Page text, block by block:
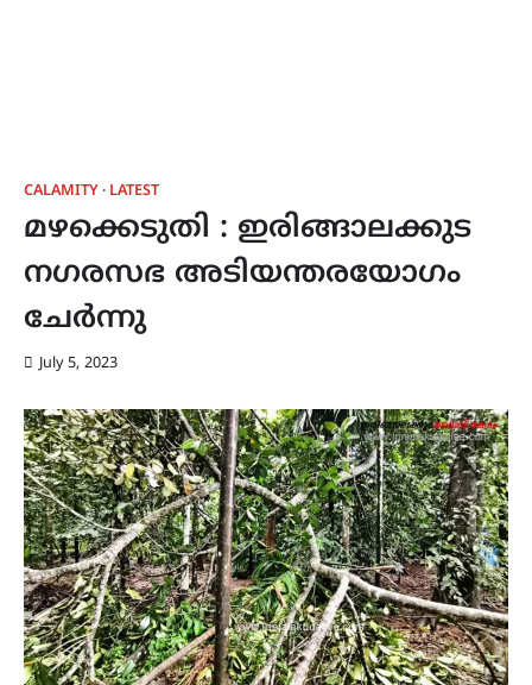
CALAMITY LATEST
മഴക്കെടുതി : ഇരിങ്ങാലക്കുട
നഗരസഭ അടിയന്തരയോഗം
ചേർന്നു
July 5, 2023